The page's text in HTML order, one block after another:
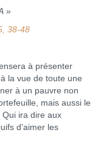
»
38-48
à présenter
la vue de toute une
à un pauvre non
mais aussi le
ira dire aux
d'aimer les